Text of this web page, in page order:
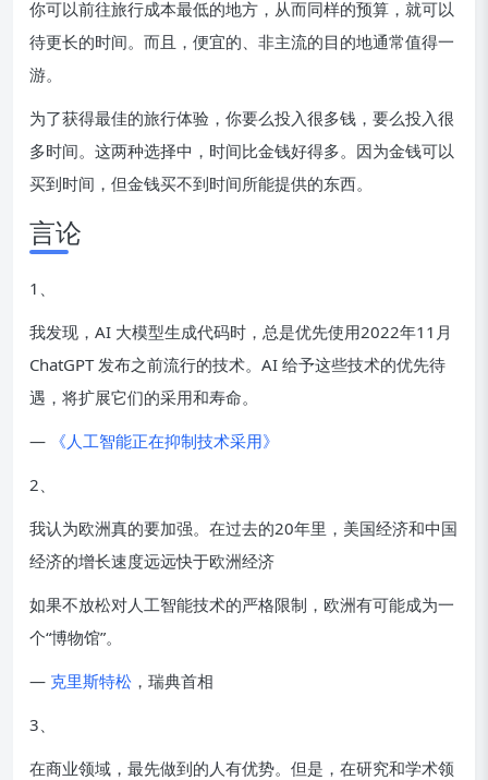
你可以前往旅行成本最低的地方，从而同样的预算，就可以
待更长的时间。而且，便宜的、非主流的目的地通常值得一
游。
为了获得最佳的旅行体验，你要么投入很多钱，要么投入很
多时间。这两种选择中，时间比金钱好得多。因为金钱可以
买到时间，但金钱买不到时间所能提供的东西。
言论
1、
我发现，AI 大模型生成代码时，总是优先使用2022年11月
ChatGPT 发布之前流行的技术。AI 给予这些技术的优先待
遇，将扩展它们的采用和寿命。
— 《人工智能正在抑制技术采用》
2、
我认为欧洲真的要加强。在过去的20年里，美国经济和中国
经济的增长速度远远快于欧洲经济
如果不放松对人工智能技术的严格限制，欧洲有可能成为一
个“博物馆”。
— 克里斯特松 ，瑞典首相
3、
在商业领域，最先做到的人有优势。但是，在研究和学术领